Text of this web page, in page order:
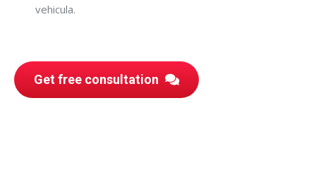
vehicula.
Get free consultation